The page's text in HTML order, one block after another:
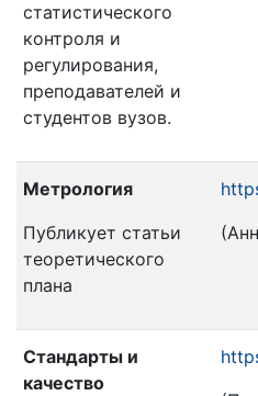
статистического
контроля и
регулирования,
преподавателей и
студентов вузов.
Метрология
Публикует статьи
теоретического
плана
Стандарты и
качество